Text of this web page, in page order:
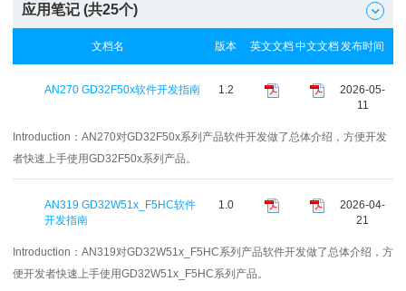
应用笔记 (共25个) 
文档名 版本 英文文档中文文档发布时间
AN270 GD32F50x软件开发指南 1.2
2026-05-
11
Introduction： AN270对GD32F50x系列产品软件开发做了总体介绍，方便开发
者快速上手使用GD32F50x系列产品。
AN319 GD32W51x_F5HC软件
开发指南
1.0
2026-04-
21
Introduction： AN319对GD32W51x_F5HC系列产品软件开发做了总体介绍，方
便开发者快速上手使用GD32W51x_F5HC系列产品。